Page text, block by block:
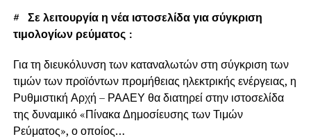
#Σε λειτουργία η νέα ιστοσελίδα για σύγκριση
τιμολογίων ρεύματος :
Για τη διευκόλυνση των καταναλωτών στη σύγκριση των
τιμών των προϊόντων προμήθειας ηλεκτρικής ενέργειας, η
Ρυθμιστική Αρχή – ΡΑΑΕΥ θα διατηρεί στην ιστοσελίδα
της δυναμικό «Πίνακα Δημοσίευσης των Τιμών
Ρεύματος», ο οποίος…